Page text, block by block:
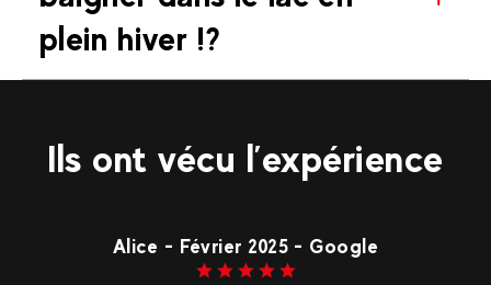
plein hiver !?
Ils ont vécu l’expérience
Alice - Février 2025 - Google